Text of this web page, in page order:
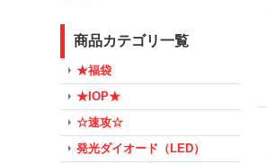
商品カテゴリ一覧
★福袋
★IOP★
☆速攻☆
発光ダイオード（LED）